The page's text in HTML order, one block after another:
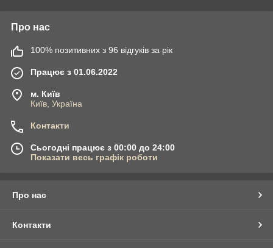
Про нас
100% позитивних з 96 відгуків за рік
Працює з 01.06.2022
м. Київ
Київ, Україна
Контакти
Сьогодні працює з 00:00 до 24:00
Показати весь графік роботи
Про нас
Контакти